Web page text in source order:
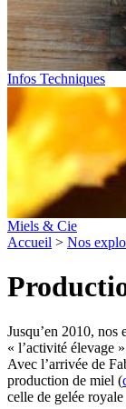
Infos Techniques
Miels & Cie
Accueil > Nos
Jusqu’en 2010, nos
« l’activité élevage »
Avec l’arrivée de
production de miel (
celle de gelée